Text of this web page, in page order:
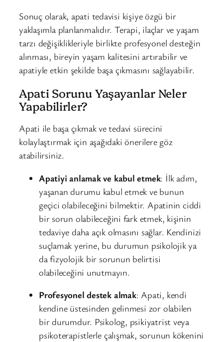
Sonuç olarak, apati tedavisi kişiye özgü bir
yaklaşımla planlanmalıdır. Terapi, ilaçlar ve yaşam
tarzı değişiklikleriyle birlikte profesyonel desteğin
alınması, bireyin yaşam kalitesini artırabilir ve
apatiyle etkin şekilde başa çıkmasını sağlayabilir.
Apati Sorunu Yaşayanlar Neler
Yapabilirler?
Apati ile başa çıkmak ve tedavi sürecini
kolaylaştırmak için aşağıdaki önerilere göz
atabilirsiniz.
Apatiyi anlamak ve kabul etmek: İlk adım,
yaşanan durumu kabul etmek ve bunun
geçici olabileceğini bilmektir. Apatinin ciddi
bir sorun olabileceğini fark etmek, kişinin
tedaviye daha açık olmasını sağlar. Kendinizi
suçlamak yerine, bu durumun psikolojik ya
da fizyolojik bir sorunun belirtisi
olabileceğini unutmayın.
Profesyonel destek almak: Apati, kendi
kendine üstesinden gelinmesi zor olabilen
bir durumdur. Psikolog, psikiyatrist veya
psikoterapistlerle çalışmak, sorunun kökenini